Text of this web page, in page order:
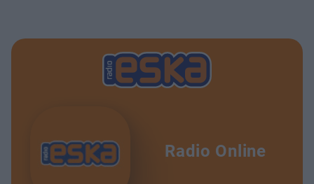
Radio Online